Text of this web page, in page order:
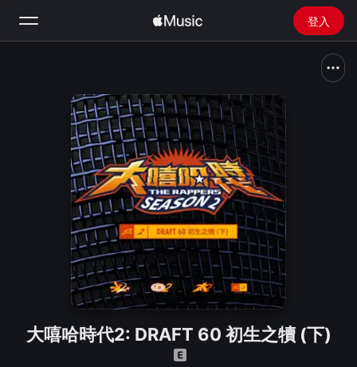
登入
新發現
安裝 Apple Music
大嘻哈時代2: DRAFT 60 初生之犢 (下)